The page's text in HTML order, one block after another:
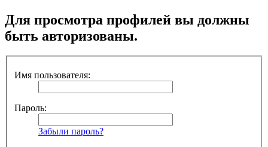
Для просмотра профилей вы должны
быть авторизованы.
Имя пользователя:
Пароль:
Забыли пароль?